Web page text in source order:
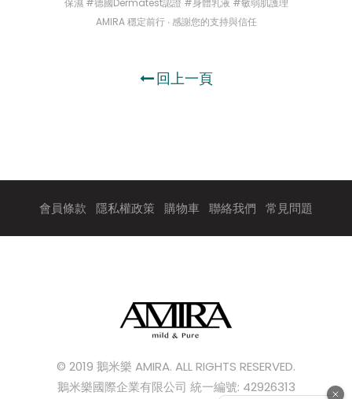
保濕 #德國Dermatest認證 #身體乳液 #敏弱肌護理
AMIRA 穩定前行 ∙ 感謝您的支持與信任
回上一頁
會員條款 隱私權政策 購物車 聯絡我們 常見問題
© 2019 鵝米樂 AMIRA. ALL RIGHTS RESERVED.
鵝米樂國際企業有限公司 統一編號: 42926313